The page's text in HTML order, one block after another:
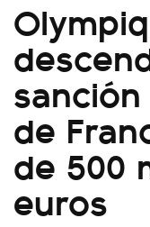
de
de 500
euros